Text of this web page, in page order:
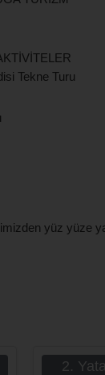
Tekne Turu
yüz yüze
2.